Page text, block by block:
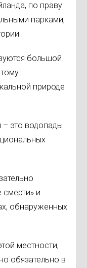
по праву
парками,
большой
природе
это водопады
и
обнаруженных
местности,
обязательно в